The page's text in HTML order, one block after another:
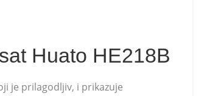
Huato HE218B
je prilagodljiv, i prikazuje